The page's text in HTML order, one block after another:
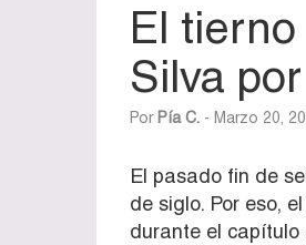
El
Silva
Por Pía C. - Marzo 20,
El pasado fin de
de siglo. Por eso,
durante el